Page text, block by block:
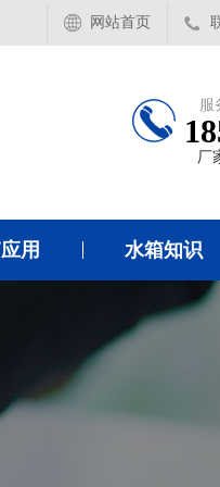
网站首页
服
厂
用 水箱知识